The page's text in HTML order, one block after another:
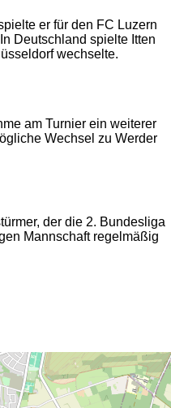
er für den FC Luzern
Deutschland spielte Itten
wechselte.
am Turnier ein weiterer
Wechsel zu Werder
der die 2. Bundesliga
Mannschaft regelmäßig